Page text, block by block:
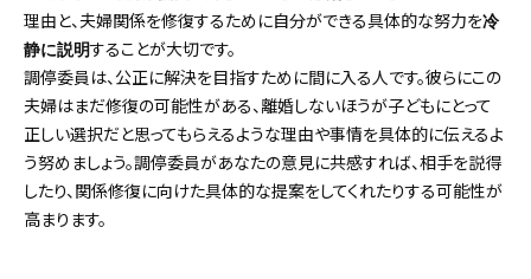
理由と、夫婦関係を修復するために自分ができる具体的な努力を冷
静に説明することが大切です。
調停委員は、公正に解決を目指すために間に入る人です。彼らにこの
夫婦はまだ修復の可能性がある、離婚しないほうが子どもにとって
正しい選択だと思ってもらえるような理由や事情を具体的に伝えるよ
う努めましょう。調停委員があなたの意見に共感すれば、相手を説得
したり、関係修復に向けた具体的な提案をしてくれたりする可能性が
高まります。